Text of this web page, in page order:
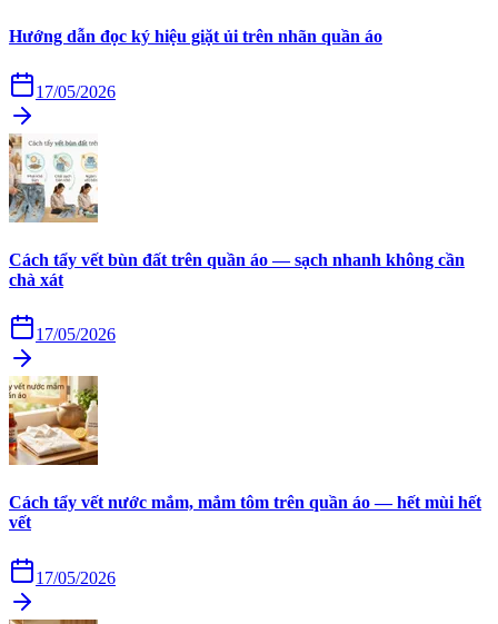
Hướng dẫn đọc ký hiệu giặt ủi trên nhãn quần áo
17/05/2026
Cách tẩy vết bùn đất trên quần áo — sạch nhanh không cần
chà xát
17/05/2026
Cách tẩy vết nước mắm, mắm tôm trên quần áo — hết mùi hết
vết
17/05/2026